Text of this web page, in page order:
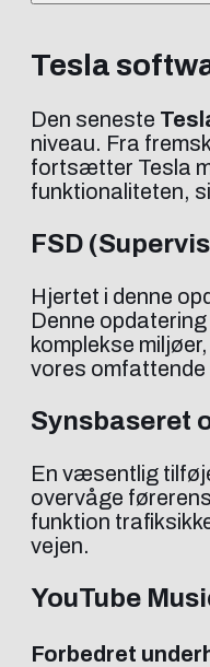
Tesla
Den seneste
niveau. Fra
fortsætter Tesla
funktionaliteten,
FSD
Hjertet i denne
Denne
komplekse
vores omfattende
Synsbaseret
En væsentlig
overvåge
funktion
vejen.
YouTube
Forbedret